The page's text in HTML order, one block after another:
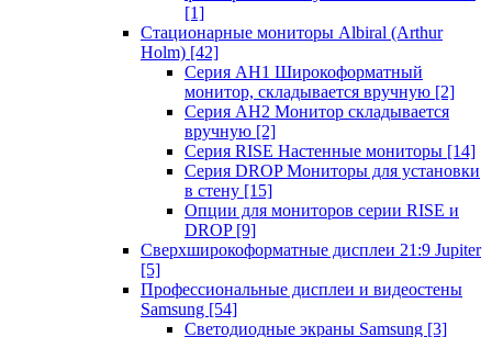
[1]
Стационарные мониторы Albiral (Arthur
Holm) [42]
Серия AH1 Широкоформатный
монитор, складывается вручную [2]
Серия AH2 Монитор складывается
вручную [2]
Серия RISE Настенные мониторы [14]
Серия DROP Мониторы для установки
в стену [15]
Опции для мониторов серии RISE и
DROP [9]
Сверхширокоформатные дисплеи 21:9 Jupiter
[5]
Профессиональные дисплеи и видеостены
Samsung [54]
Светодиодные экраны Samsung [3]